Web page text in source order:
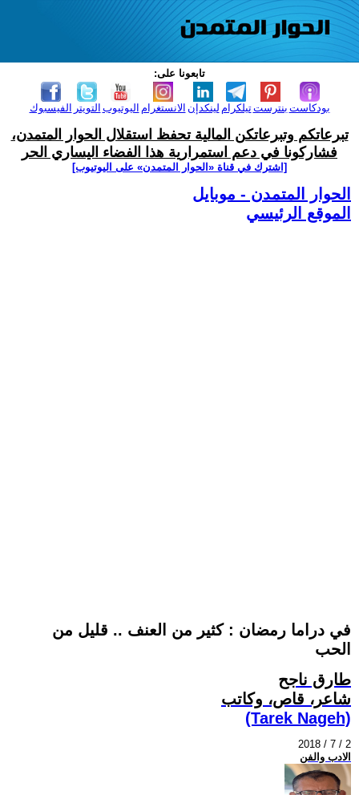
تابعونا على:
الفيسبوك التويتر اليوتيوب الانستغرام لينكدإن تيلكرامبنترست بودكاست
تبرعاتكم وتبرعاتكن المالية تحفظ استقلال الحوار المتمدن،
فشاركونا في دعم استمرارية هذا الفضاء اليساري الحر
[اشترك في قناة ‫«الحوار المتمدن» على اليوتيوب]
الحوار المتمدن - موبايل
الموقع الرئيسي
في دراما رمضان : كثير من العنف .. قليل من
الحب
طارق ناجح
شاعر، قاص، وكاتب
(Tarek Nageh)
2018 / 7 / 2
الادب والفن